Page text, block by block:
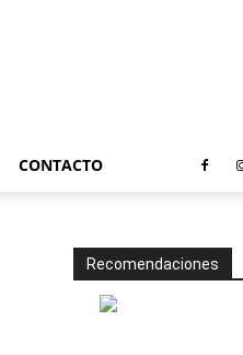
CONTACTO
Recomendaciones